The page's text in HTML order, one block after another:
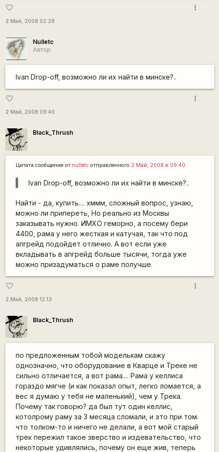
favorite_border
2 Май, 2008 02:28
more_vert
Nulletc
Автор
Ivan Drop-off, возможно ли их найти в минске?..
favorite_border
2 Май, 2008 09:40
more_vert
Black_Thrush
Цитата сообщения от nulletc отправленного 2 Май, 2008 в 09:40
Ivan Drop-off, возможно ли их найти в минске?..
Найти - да, купить.... хммм, сложный вопрос, узнаю,
можно ли припереть, Но реально из Москвы
заказывать нужно. ИМХО геморно, а посему бери
4400, рама у него жесткая и катучая, так что под
апгрейд подойдет отлично. А вот если уже
вкладывать в апгрейд больше тысячи, тогда уже
можно призадуматься о раме получше.
favorite_border
2 Май, 2008 12:13
more_vert
Black_Thrush
по предложенным тобой моделькам скажу
однозначно, что оборудование в Кварце и Треке не
сильно отличается, а вот рама.... Рама у келлиса
гораздо мягче (и как показал опыт, легко ломается, а
вес я думаю у тебя не маленький), чем у Трека.
Почему так говорю? да был тут один келлис,
котолрому раму за 3 месяца сломали, и это при том.
что толком-то и ничего не делали, а вот мой старый
трек пережил такое зверство и издевательство, что
некоторые удивлялись, почему он еще жив, теперь